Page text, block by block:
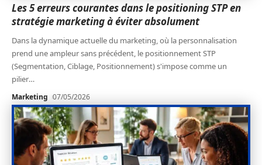
Les 5 erreurs courantes dans le positioning STP en
stratégie marketing à éviter absolument
Dans la dynamique actuelle du marketing, où la personnalisation
prend une ampleur sans précédent, le positionnement STP
(Segmentation, Ciblage, Positionnement) s'impose comme un
pilier…
Marketing 07/05/2026